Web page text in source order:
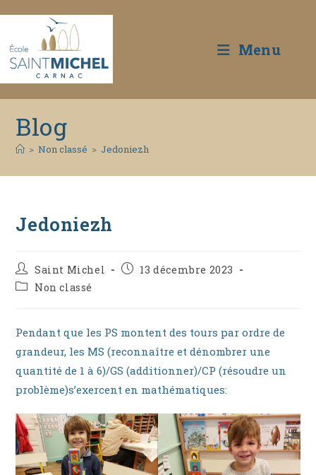
content
Menu
Blog
> Non classé > Jedoniezh
Jedoniezh
Auteur/autrice
de
la
Saint Michel
Publication
13 décembre 2023
PostNon classé
Pendant que les PS montent des tours par ordre de
grandeur, les MS (reconnaître et dénombrer une
quantité de 1 à 6)/GS (additionner)/CP (résoudre un
problème)s’exercent en mathématiques: